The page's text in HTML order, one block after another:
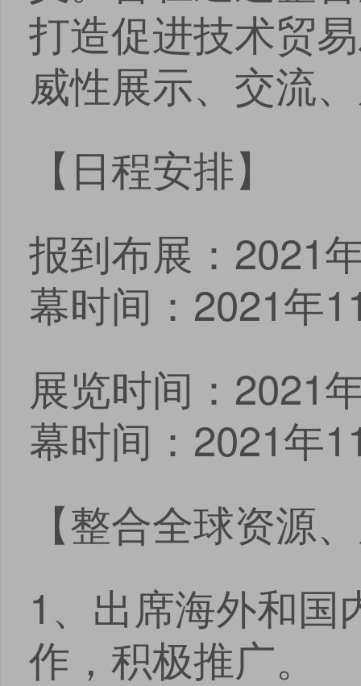
打造促进技术贸
威性展示、交流
【日程安排】
报到布展：2021
幕时间：2021年
展览时间：2021
幕时间：2021年
【整合全球资源
1、出席海外和
作，积极推广。